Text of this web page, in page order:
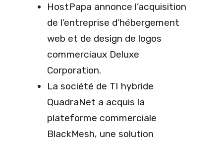
HostPapa annonce l’acquisition
de l’entreprise d’hébergement
web et de design de logos
commerciaux Deluxe
Corporation.
La société de TI hybride
QuadraNet a acquis la
plateforme commerciale
BlackMesh, une solution